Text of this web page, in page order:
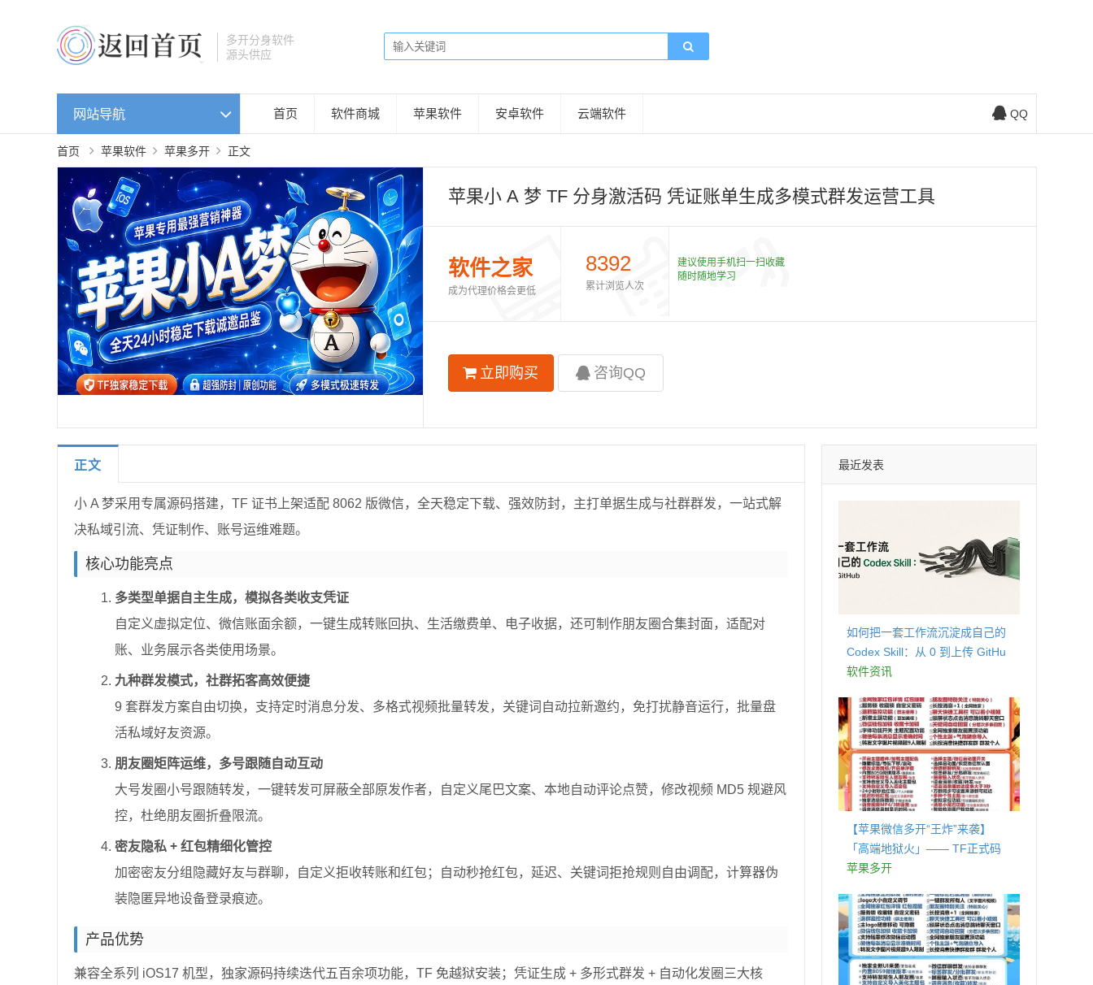
多开分身软件
源头供应
网站导航 首页 软件商城 苹果软件 安卓软件 云端软件 QQ
首页 苹果软件 苹果多开 正文
苹果小 A 梦 TF 分身激活码 凭证账单生成多模式群发运营工具
软件之家
成为代理价格会更低
8392
累计浏览人次
建议使用手机扫一扫收藏
随时随地学习
立即购买 咨询QQ
正文
小 A 梦采用专属源码搭建，TF 证书上架适配 8062 版微信，全天稳定下载、强效防封，主打单据生成与社群群发，一站式解
决私域引流、凭证制作、账号运维难题。
核心功能亮点
多类型单据自主生成，模拟各类收支凭证
自定义虚拟定位、微信账面余额，一键生成转账回执、生活缴费单、电子收据，还可制作朋友圈合集封面，适配对
账、业务展示各类使用场景。
九种群发模式，社群拓客高效便捷
9 套群发方案自由切换，支持定时消息分发、多格式视频批量转发，关键词自动拉新邀约，免打扰静音运行，批量盘
活私域好友资源。
朋友圈矩阵运维，多号跟随自动互动
大号发圈小号跟随转发，一键转发可屏蔽全部原发作者，自定义尾巴文案、本地自动评论点赞，修改视频 MD5 规避风
控，杜绝朋友圈折叠限流。
密友隐私 + 红包精细化管控
加密密友分组隐藏好友与群聊，自定义拒收转账和红包；自动秒抢红包，延迟、关键词拒抢规则自由调配，计算器伪
装隐匿异地设备登录痕迹。
产品优势
兼容全系列 iOS17 机型，独家源码持续迭代五百余项功能，TF 免越狱安装；凭证生成 + 多形式群发 + 自动化发圈三大核
最近发表
如何把一套工作流沉淀成自己的
Codex Skill：从 0 到上传 GitHu
b
软件资讯
【苹果微信多开“王炸”来袭】
「高端地狱火」—— TF正式码
+斗战神8073包，7天退换，安全
苹果多开